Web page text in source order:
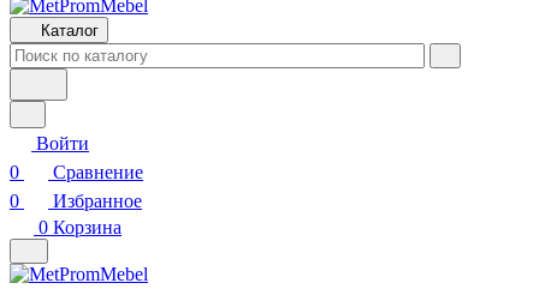
Каталог
Войти
0
Сравнение
0
Избранное
0 Корзина